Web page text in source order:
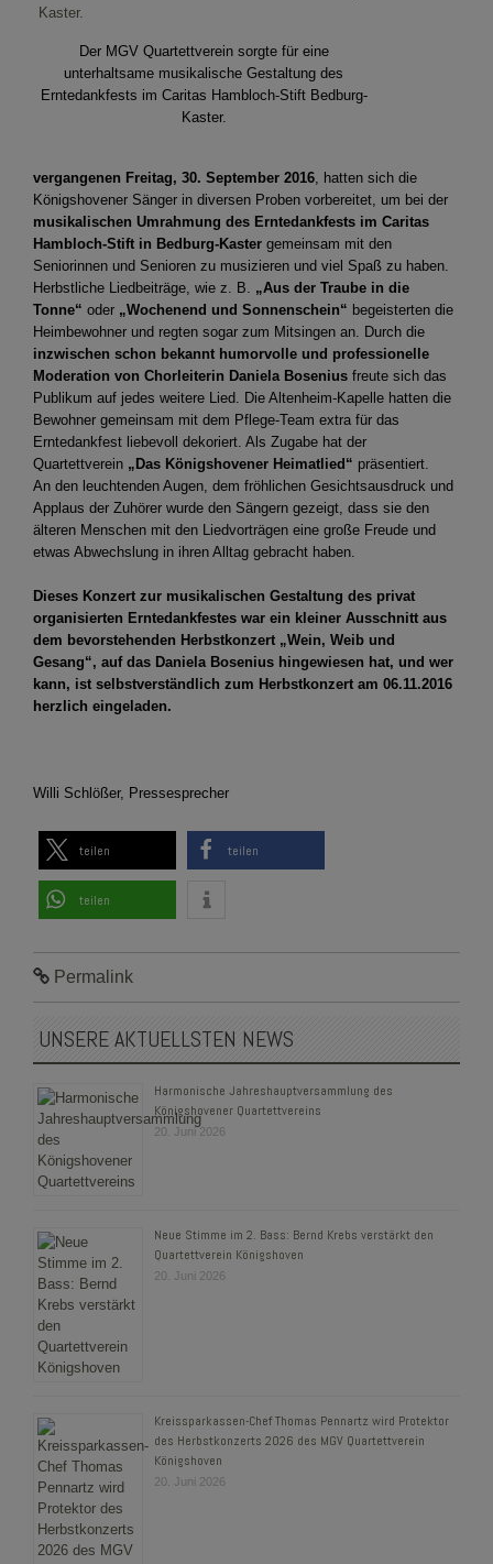
Der MGV Quartettverein sorgte für eine
unterhaltsame musikalische Gestaltung des
Erntedankfests im Caritas Hambloch-Stift Bedburg-
Kaster.
vergangenen Freitag, 30. September 2016, hatten sich die
Königshovener Sänger in diversen Proben vorbereitet, um bei der
musikalischen Umrahmung des Erntedankfests im Caritas
Hambloch-Stift in Bedburg-Kaster gemeinsam mit den
Seniorinnen und Senioren zu musizieren und viel Spaß zu haben.
Herbstliche Liedbeiträge, wie z. B. „Aus der Traube in die
Tonne“ oder „Wochenend und Sonnenschein“ begeisterten die
Heimbewohner und regten sogar zum Mitsingen an. Durch die
inzwischen schon bekannt humorvolle und professionelle
Moderation von Chorleiterin Daniela Bosenius freute sich das
Publikum auf jedes weitere Lied. Die Altenheim-Kapelle hatten die
Bewohner gemeinsam mit dem Pflege-Team extra für das
Erntedankfest liebevoll dekoriert. Als Zugabe hat der
Quartettverein „Das Königshovener Heimatlied“ präsentiert.
An den leuchtenden Augen, dem fröhlichen Gesichtsausdruck und
Applaus der Zuhörer wurde den Sängern gezeigt, dass sie den
älteren Menschen mit den Liedvorträgen eine große Freude und
etwas Abwechslung in ihren Alltag gebracht haben.
Dieses Konzert zur musikalischen Gestaltung des privat
organisierten Erntedankfestes war ein kleiner Ausschnitt aus
dem bevorstehenden Herbstkonzert „Wein, Weib und
Gesang“, auf das Daniela Bosenius hingewiesen hat, und wer
kann, ist selbstverständlich zum Herbstkonzert am 06.11.2016
herzlich eingeladen.
Willi Schlößer, Pressesprecher
teilen teilen
teilen
Permalink
UNSERE AKTUELLSTEN NEWS
Harmonische Jahreshauptversammlung des
Königshovener Quartettvereins
20. Juni 2026
Neue Stimme im 2. Bass: Bernd Krebs verstärkt den
Quartettverein Königshoven
20. Juni 2026
Kreissparkassen-Chef Thomas Pennartz wird Protektor
des Herbstkonzerts 2026 des MGV Quartettverein
Königshoven
20. Juni 2026